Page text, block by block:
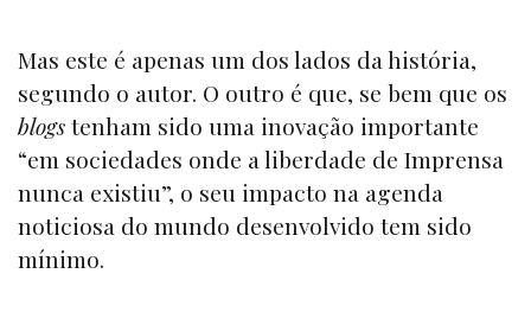
Mas este é apenas um dos lados da história,
segundo o autor. O outro é que, se bem que os
blogstenham sido uma inovação importante
“em sociedades onde a liberdade de Imprensa
nunca existiu”, o seu impacto na agenda
noticiosa do mundo desenvolvido tem sido
mínimo.